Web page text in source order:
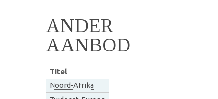
ANDER
AANBOD
Titel
Noord-Afrika